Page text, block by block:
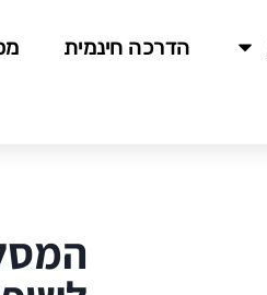
הדרכה חינמית